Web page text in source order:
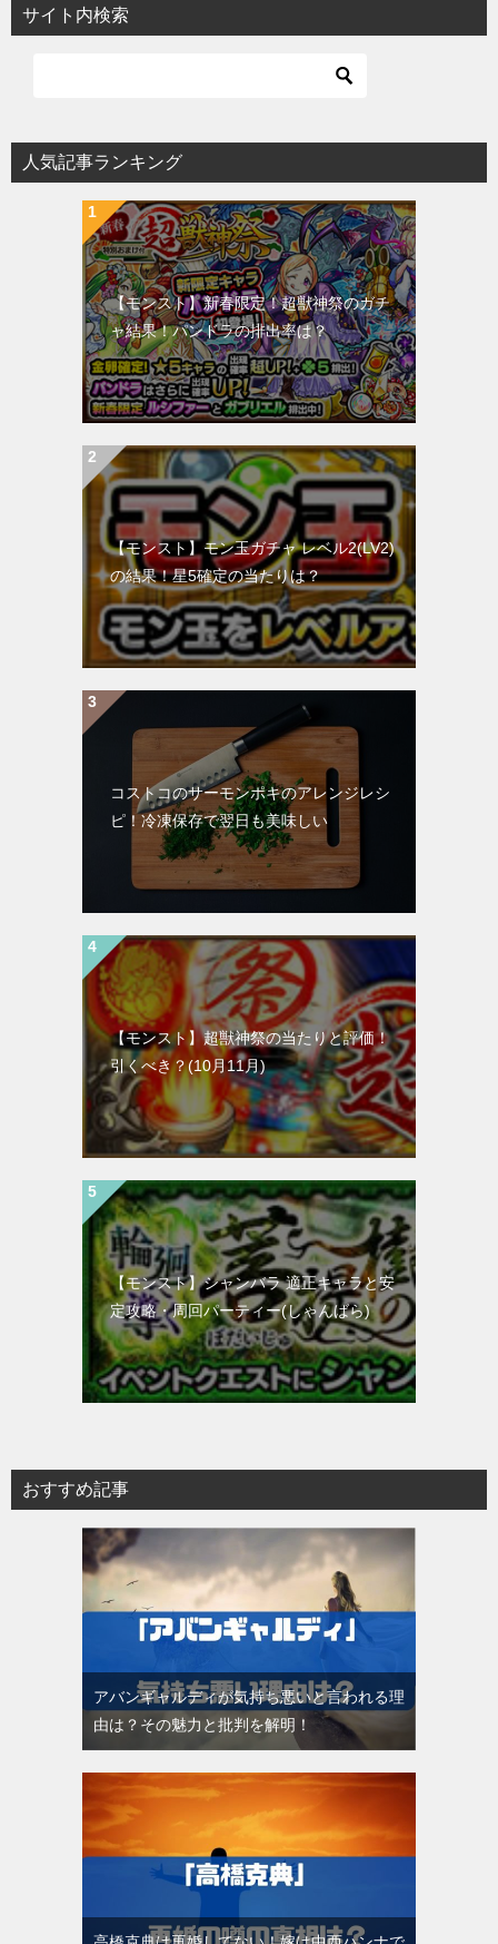
サイト内検索
人気記事ランキング
【モンスト】新春限定！超獣神祭のガチ
ャ結果！パンドラの排出率は？
【モンスト】モン玉ガチャ レベル2(LV2)
の結果！星5確定の当たりは？
コストコのサーモンポキのアレンジレシ
ピ！冷凍保存で翌日も美味しい
【モンスト】超獣神祭の当たりと評価！
引くべき？(10月11月)
【モンスト】シャンバラ 適正キャラと安
定攻略・周回パーティー(しゃんばら)
おすすめ記事
アバンギャルディが気持ち悪いと言われる理
由は？その魅力と批判を解明！